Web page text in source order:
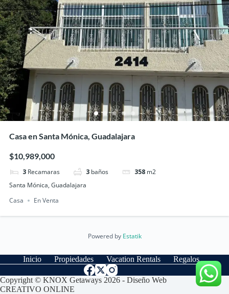
Casa en Santa Mónica, Guadalajara
$10,989,000
3 Recamaras 3 baños 358 m2
Santa Mónica, Guadalajara
Casa
En Venta
Powered by Estatik
Inicio Propiedades Vacation Rentals Regalos
Copyright © KNOX Getaways 2026 - Diseño Web
CREATIVO ONLINE